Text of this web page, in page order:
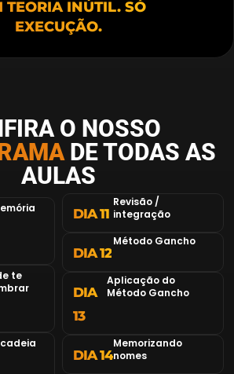
TEORIA INÚTIL. SÓ
EXECUÇÃO.
O NOSSO
DE TODAS AS
AULAS
te
DIA 11
Revisão /
integração
DIA 12
Método Gancho
DIA
13
Aplicação do
Método Gancho
DIA 14
Memorizando
nomes